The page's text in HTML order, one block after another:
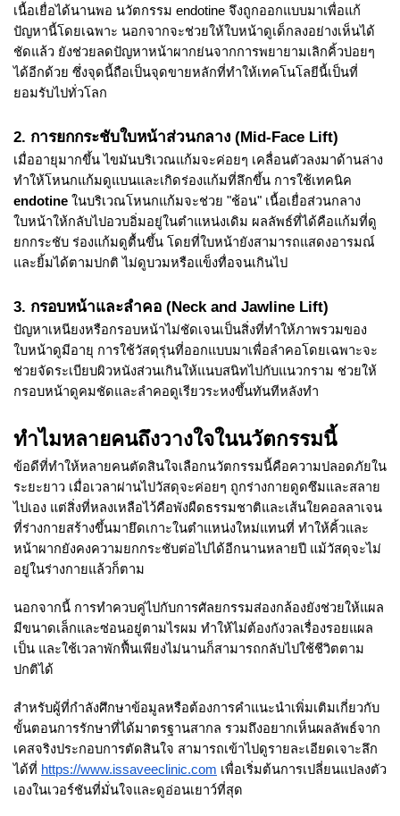
เนื้อเยื่อได้นานพอ นวัตกรรม endotine จึงถูกออกแบบมาเพื่อแก้
ปัญหานี้โดยเฉพาะ นอกจากจะช่วยให้ใบหน้าดูเด็กลงอย่างเห็นได้
ชัดแล้ว ยังช่วยลดปัญหาหน้าผากย่นจากการพยายามเลิกคิ้วบ่อยๆ
ได้อีกด้วย ซึ่งจุดนี้ถือเป็นจุดขายหลักที่ทำให้เทคโนโลยีนี้เป็นที่
ยอมรับไปทั่วโลก
2. การยกกระชับใบหน้าส่วนกลาง (Mid-Face Lift)
เมื่ออายุมากขึ้น ไขมันบริเวณแก้มจะค่อยๆ เคลื่อนตัวลงมาด้านล่าง
ทำให้โหนกแก้มดูแบนและเกิดร่องแก้มที่ลึกขึ้น การใช้เทคนิค
endotine ในบริเวณโหนกแก้มจะช่วย "ช้อน" เนื้อเยื่อส่วนกลาง
ใบหน้าให้กลับไปอวบอิ่มอยู่ในตำแหน่งเดิม ผลลัพธ์ที่ได้คือแก้มที่ดู
ยกกระชับ ร่องแก้มดูตื้นขึ้น โดยที่ใบหน้ายังสามารถแสดงอารมณ์
และยิ้มได้ตามปกติ ไม่ดูบวมหรือแข็งทื่อจนเกินไป
3. กรอบหน้าและลำคอ (Neck and Jawline Lift)
ปัญหาเหนียงหรือกรอบหน้าไม่ชัดเจนเป็นสิ่งที่ทำให้ภาพรวมของ
ใบหน้าดูมีอายุ การใช้วัสดุรุ่นที่ออกแบบมาเพื่อลำคอโดยเฉพาะจะ
ช่วยจัดระเบียบผิวหนังส่วนเกินให้แนบสนิทไปกับแนวกราม ช่วยให้
กรอบหน้าดูคมชัดและลำคอดูเรียวระหงขึ้นทันทีหลังทำ
ทำไมหลายคนถึงวางใจในนวัตกรรมนี้
ข้อดีที่ทำให้หลายคนตัดสินใจเลือกนวัตกรรมนี้คือความปลอดภัยใน
ระยะยาว เมื่อเวลาผ่านไปวัสดุจะค่อยๆ ถูกร่างกายดูดซึมและสลาย
ไปเอง แต่สิ่งที่หลงเหลือไว้คือพังผืดธรรมชาติและเส้นใยคอลลาเจน
ที่ร่างกายสร้างขึ้นมายึดเกาะในตำแหน่งใหม่แทนที่ ทำให้คิ้วและ
หน้าผากยังคงความยกกระชับต่อไปได้อีกนานหลายปี แม้วัสดุจะไม่
อยู่ในร่างกายแล้วก็ตาม
นอกจากนี้ การทำควบคู่ไปกับการศัลยกรรมส่องกล้องยังช่วยให้แผล
มีขนาดเล็กและซ่อนอยู่ตามไรผม ทำให้ไม่ต้องกังวลเรื่องรอยแผล
เป็น และใช้เวลาพักฟื้นเพียงไม่นานก็สามารถกลับไปใช้ชีวิตตาม
ปกติได้
สำหรับผู้ที่กำลังศึกษาข้อมูลหรือต้องการคำแนะนำเพิ่มเติมเกี่ยวกับ
ขั้นตอนการรักษาที่ได้มาตรฐานสากล รวมถึงอยากเห็นผลลัพธ์จาก
เคสจริงประกอบการตัดสินใจ สามารถเข้าไปดูรายละเอียดเจาะลึก
ได้ที่ https://www.issaveeclinic.com เพื่อเริ่มต้นการเปลี่ยนแปลงตัว
เองในเวอร์ชันที่มั่นใจและดูอ่อนเยาว์ที่สุด